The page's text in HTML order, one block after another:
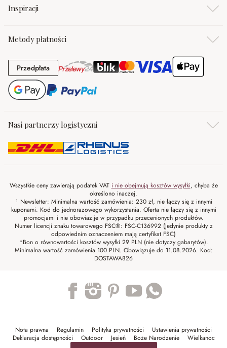
Inspiracji
Metody płatności
PrzedpłataPrzedpłata
Nasi partnerzy logistyczni
Wszystkie ceny zawierają podatek VAT i nie obejmują kosztów wysyłki, chyba że
określono inaczej.
¹ Newsletter: Minimalna wartość zamówienia: 230 zł, nie łączy się z innymi
kuponami. Kod do jednorazowego wykorzystania. Oferta nie łączy się z innymi
promocjami i nie obowiazije w przypadku przecenionych produktów.
Numer licencji znaku towarowego FSC®: FSC-C136992 (Jedynie produkty z
odpowiednim oznaczeniem mają certyfikat FSC)
*Bon o równowartości kosztów wysyłki 29 PLN (nie dotyczy gabarytów).
Minimalna wartość zamówienia 100 PLN. Obowiązuje do 11.08.2026. Kod:
DOSTAWA826
Nota prawna Regulamin Polityka prywatności
Ustawienia prywatności
Deklaracja dostępności
Outdoor Jesień Boże Narodzenie Wielkanoc